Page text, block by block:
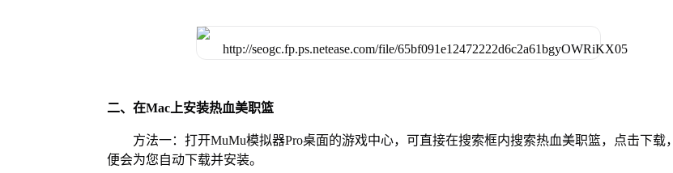
二、在Mac上安装热血美职篮
方法一：打开MuMu模拟器Pro桌面的游戏中心，可直接在搜索框内搜索热血美职篮，点击下载，
便会为您自动下载并安装。